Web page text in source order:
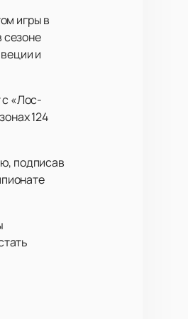
игры в
сезоне
и
с «Лос-
124
подписав